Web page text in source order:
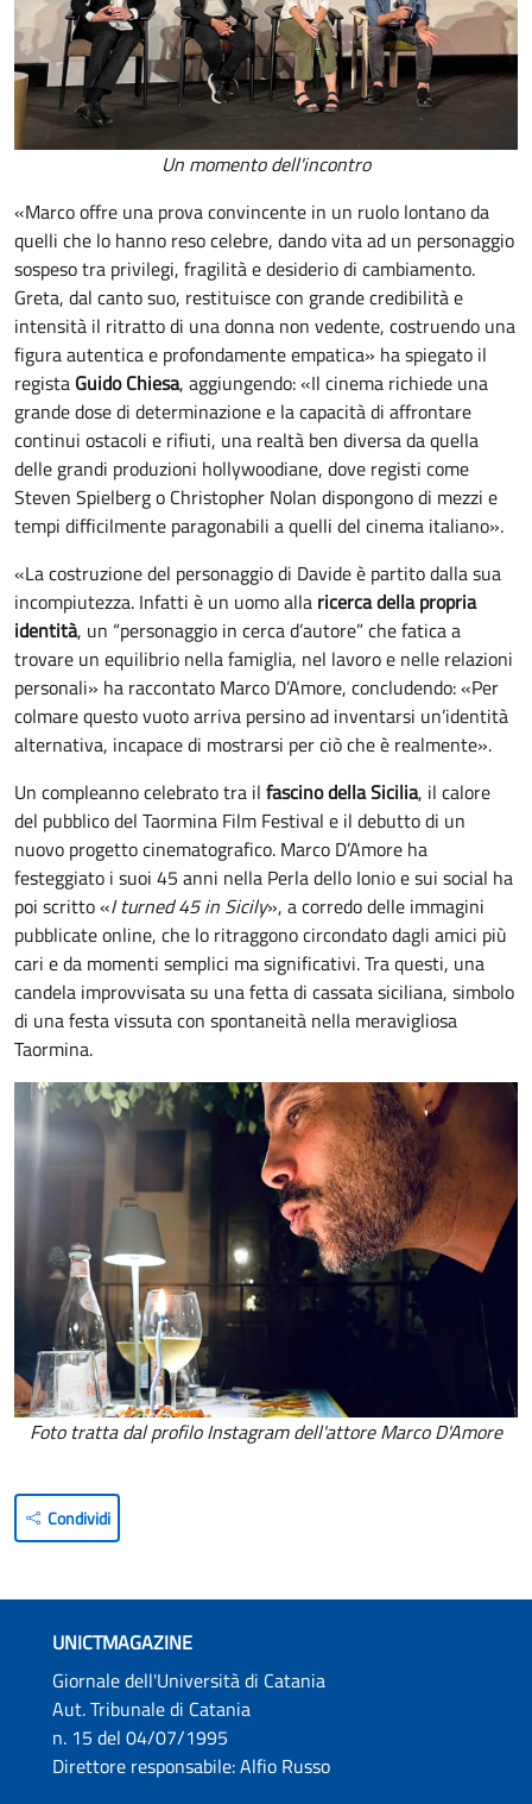
Un momento dell'incontro
«Marco offre una prova convincente in un ruolo lontano da
quelli che lo hanno reso celebre, dando vita ad un personaggio
sospeso tra privilegi, fragilità e desiderio di cambiamento.
Greta, dal canto suo, restituisce con grande credibilità e
intensità il ritratto di una donna non vedente, costruendo una
figura autentica e profondamente empatica» ha spiegato il
regista Guido Chiesa, aggiungendo: «Il cinema richiede una
grande dose di determinazione e la capacità di affrontare
continui ostacoli e rifiuti, una realtà ben diversa da quella
delle grandi produzioni hollywoodiane, dove registi come
Steven Spielberg o Christopher Nolan dispongono di mezzi e
tempi difficilmente paragonabili a quelli del cinema italiano».
«La costruzione del personaggio di Davide è partito dalla sua
incompiutezza. Infatti è un uomo alla ricerca della propria
identità, un “personaggio in cerca d’autore” che fatica a
trovare un equilibrio nella famiglia, nel lavoro e nelle relazioni
personali» ha raccontato Marco D’Amore, concludendo: «Per
colmare questo vuoto arriva persino ad inventarsi un’identità
alternativa, incapace di mostrarsi per ciò che è realmente».
Un compleanno celebrato tra il fascino della Sicilia, il calore
del pubblico del Taormina Film Festival e il debutto di un
nuovo progetto cinematografico. Marco D’Amore ha
festeggiato i suoi 45 anni nella Perla dello Ionio e sui social ha
poi scritto «I turned 45 in Sicily», a corredo delle immagini
pubblicate online, che lo ritraggono circondato dagli amici più
cari e da momenti semplici ma significativi. Tra questi, una
candela improvvisata su una fetta di cassata siciliana, simbolo
di una festa vissuta con spontaneità nella meravigliosa
Taormina.
Foto tratta dal profilo Instagram dell'attore Marco D'Amore
Condividi
UNICTMAGAZINE
Giornale dell'Università di Catania
Aut. Tribunale di Catania
n. 15 del 04/07/1995
Direttore responsabile: Alfio Russo